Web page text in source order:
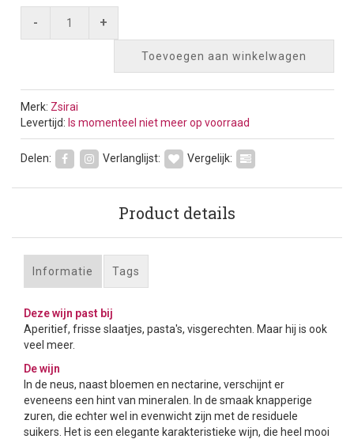
- +
Toevoegen aan winkelwagen
Merk: Zsirai
Levertijd: Is momenteel niet meer op voorraad
Delen: Verlanglijst: Vergelijk:
Product details
Informatie Tags
Deze wijn past bij
Aperitief, frisse slaatjes, pasta's, visgerechten. Maar hij is ook
veel meer.
De wijn
In de neus, naast bloemen en nectarine, verschijnt er
eveneens een hint van mineralen. In de smaak knapperige
zuren, die echter wel in evenwicht zijn met de residuele
suikers. Het is een elegante karakteristieke wijn, die heel mooi